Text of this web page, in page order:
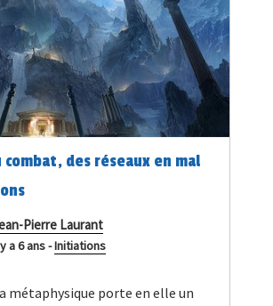
combat, des réseaux en mal
Pierre Laurant
a 6 ans-Initiations
métaphysique porte en elle un